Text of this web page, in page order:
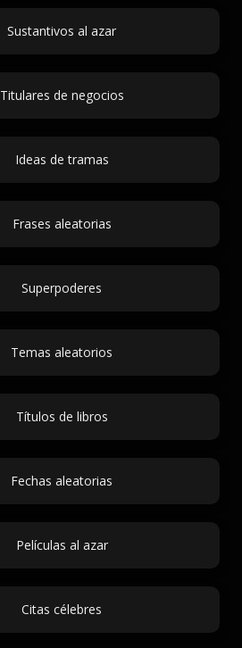
Sustantivos al azar
Titulares de negocios
Ideas de tramas
Frases aleatorias
Superpoderes
Temas aleatorios
Títulos de libros
Fechas aleatorias
Películas al azar
Citas célebres